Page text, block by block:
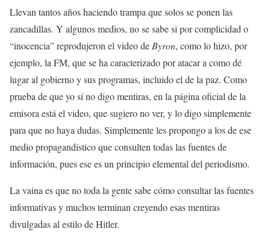
Llevan tantos años haciendo trampa que solos se ponen las
zancadillas. Y algunos medios, no se sabe si por complicidad o
“inocencia” reprodujeron el video de Byron, como lo hizo, por
ejemplo, la FM, que se ha caracterizado por atacar a como dé
lugar al gobierno y sus programas, incluido el de la paz. Como
prueba de que yo sí no digo mentiras, en la página oficial de la
emisora está el video, que sugiero no ver, y lo digo simplemente
para que no haya dudas. Simplemente les propongo a los de ese
medio propagandístico que consulten todas las fuentes de
información, pues ese es un principio elemental del periodismo.
La vaina es que no toda la gente sabe cómo consultar las fuentes
informativas y muchos terminan creyendo esas mentiras
divulgadas al estilo de Hitler.